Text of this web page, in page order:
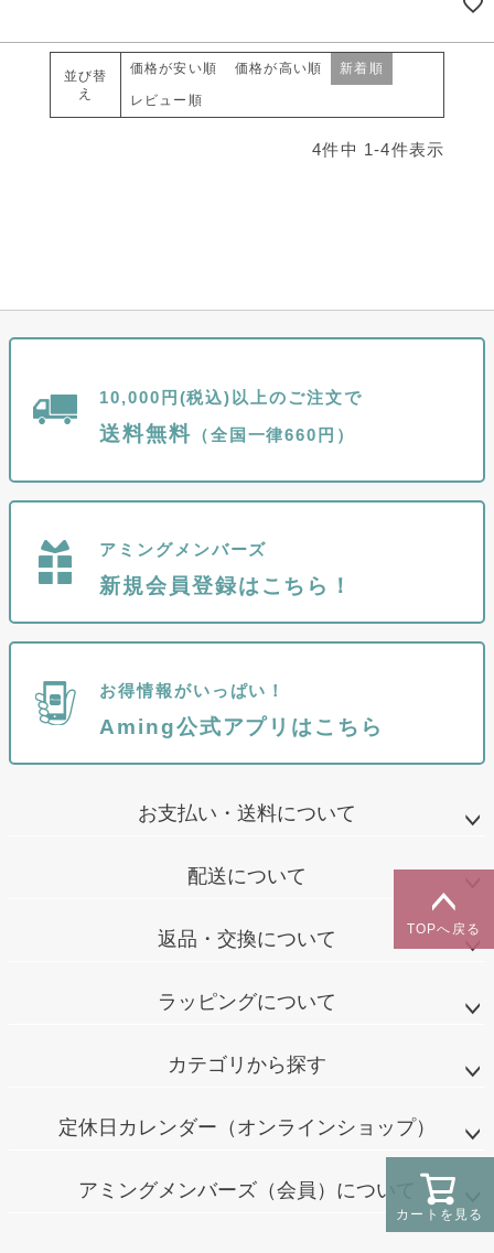
並び替
え
価格が安い順 価格が高い順 新着順
レビュー順
4件中 1-4件表示
カートを見る
TOPへ戻る
10,000円(税込)以上のご注文で
送料無料 （全国一律660円）
アミングメンバーズ
新規会員登録はこちら！
お得情報がいっぱい！
Aming公式アプリはこちら
お支払い・送料について
配送について
返品・交換について
ラッピングについて
カテゴリから探す
定休日カレンダー（オンラインショップ）
アミングメンバーズ（会員）について